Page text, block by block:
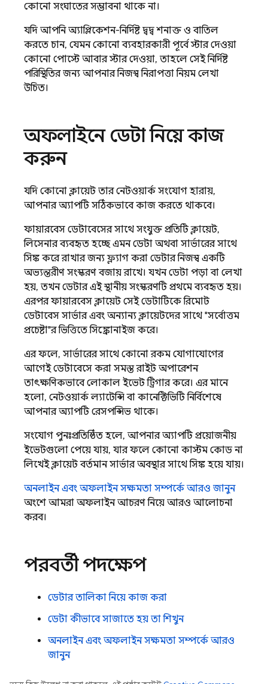
কোনো সংঘাতের সম্ভাবনা থাকে না।
যদি আপনি অ্যাপ্লিকেশন-নির্দিষ্ট দ্বন্দ্ব শনাক্ত ও বাতিল
করতে চান, যেমন কোনো ব্যবহারকারী পূর্বে স্টার দেওয়া
কোনো পোস্টে আবার স্টার দেওয়া, তাহলে সেই নির্দিষ্ট
পরিস্থিতির জন্য আপনার নিজস্ব নিরাপত্তা নিয়ম লেখা
উচিত।
অফলাইনে ডেটা নিয়ে কাজ
করুন
যদি কোনো ক্লায়েন্ট তার নেটওয়ার্ক সংযোগ হারায়,
আপনার অ্যাপটি সঠিকভাবে কাজ করতে থাকবে।
ফায়ারবেস ডেটাবেসের সাথে সংযুক্ত প্রতিটি ক্লায়েন্ট,
লিসেনার ব্যবহৃত হচ্ছে এমন ডেটা অথবা সার্ভারের সাথে
সিঙ্ক করে রাখার জন্য ফ্ল্যাগ করা ডেটার নিজস্ব একটি
অভ্যন্তরীণ সংস্করণ বজায় রাখে। যখন ডেটা পড়া বা লেখা
হয়, তখন ডেটার এই স্থানীয় সংস্করণটি প্রথমে ব্যবহৃত হয়।
এরপর ফায়ারবেস ক্লায়েন্ট সেই ডেটাটিকে রিমোট
ডেটাবেস সার্ভার এবং অন্যান্য ক্লায়েন্টদের সাথে "সর্বোত্তম
প্রচেষ্টা"র ভিত্তিতে সিঙ্ক্রোনাইজ করে।
এর ফলে, সার্ভারের সাথে কোনো রকম যোগাযোগের
আগেই ডেটাবেসে করা সমস্ত রাইট অপারেশন
তাৎক্ষণিকভাবে লোকাল ইভেন্ট ট্রিগার করে। এর মানে
হলো, নেটওয়ার্ক ল্যাটেন্সি বা কানেক্টিভিটি নির্বিশেষে
আপনার অ্যাপটি রেসপন্সিভ থাকে।
সংযোগ পুনঃপ্রতিষ্ঠিত হলে, আপনার অ্যাপটি প্রয়োজনীয়
ইভেন্টগুলো পেয়ে যায়, যার ফলে কোনো কাস্টম কোড না
লিখেই ক্লায়েন্ট বর্তমান সার্ভার অবস্থার সাথে সিঙ্ক হয়ে যায়।
অনলাইন এবং অফলাইন সক্ষমতা সম্পর্কে আরও জানুন
অংশে আমরা অফলাইন আচরণ নিয়ে আরও আলোচনা
করব।
পরবর্তী পদক্ষেপ
ডেটার তালিকা নিয়ে কাজ করা
ডেটা কীভাবে সাজাতে হয় তা শিখুন
অনলাইন এবং অফলাইন সক্ষমতা সম্পর্কে আরও
জানুন